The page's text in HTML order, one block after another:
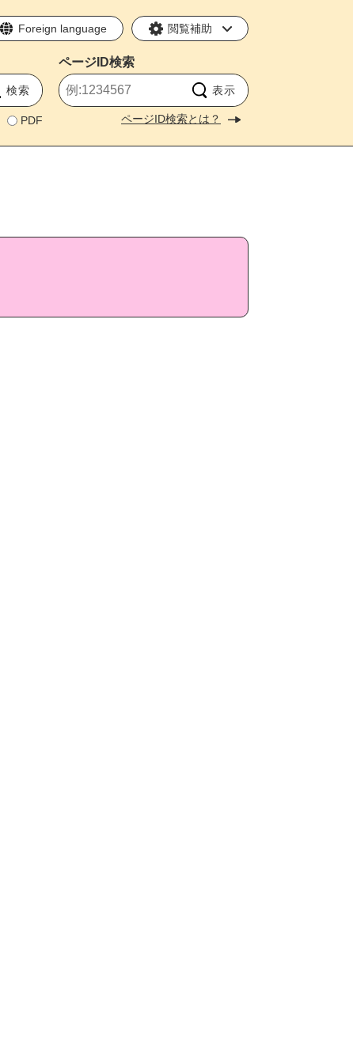
Foreign language 閲覧補助
PDF
ページID検索
ページID検索とは？